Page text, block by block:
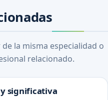
la misma especialidad o
relacionado.
significativa